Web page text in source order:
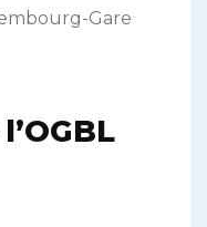
Gare